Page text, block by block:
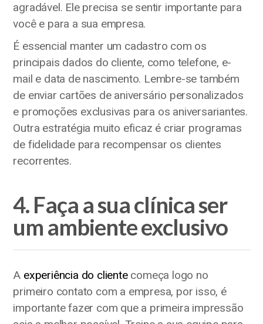
agradável. Ele precisa se sentir importante para
você e para a sua empresa.
É essencial manter um cadastro com os
principais dados do cliente, como telefone, e-
mail e data de nascimento. Lembre-se também
de enviar cartões de aniversário personalizados
e promoções exclusivas para os aniversariantes.
Outra estratégia muito eficaz é criar programas
de fidelidade para recompensar os clientes
recorrentes.
4. Faça a sua clínica ser
um ambiente exclusivo
A experiência do clientecomeça logo no
primeiro contato com a empresa, por isso, é
importante fazer com que a primeira impressão